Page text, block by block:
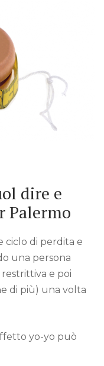
dire e
Palermo
ciclo di perdita e
una persona
e poi
di più) una volta
yo-yo può